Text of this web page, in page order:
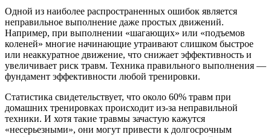
Одной из наиболее распространенных ошибок является
неправильное выполнение даже простых движений.
Например, при выполнении «шагающих» или «подъемов
коленей» многие начинающие утраивают слишком быстрое
или неаккуратное движение, что снижает эффективность и
увеличивает риск травм. Техника правильного выполнения —
фундамент эффективности любой тренировки.
Статистика свидетельствует, что около 60% травм при
домашних тренировках происходит из-за неправильной
техники. И хотя такие травмы зачастую кажутся
«несерьезными», они могут привести к долгосрочным